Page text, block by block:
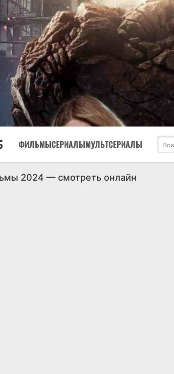
ФИЛЬМЫСЕРИАЛЫМУЛЬТСЕРИАЛЫ
2024 — смотреть онлайн